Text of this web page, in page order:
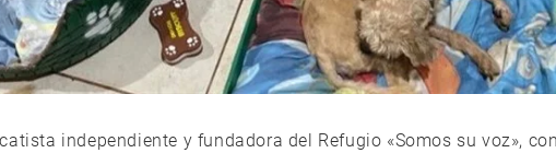
independiente y fundadora del Refugio «Somos su voz»,